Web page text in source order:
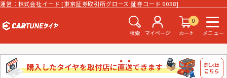
運営：株式会社イード [東京証券取引所グロース 証券コード 6038]
検索 マイページ
0
カート
メニュー